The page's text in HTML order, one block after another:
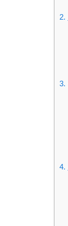
2.
3.
4.